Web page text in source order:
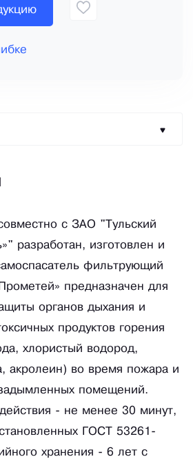
с ЗАО "Тульский
разработан, изготовлен и
фильтрующий
предназначен для
органов дыхания и
продуктов горения
хлористый водород,
акролеин) во время пожара и
помещений.
- не менее 30 минут,
ГОСТ 53261-
хранения - 6 лет с